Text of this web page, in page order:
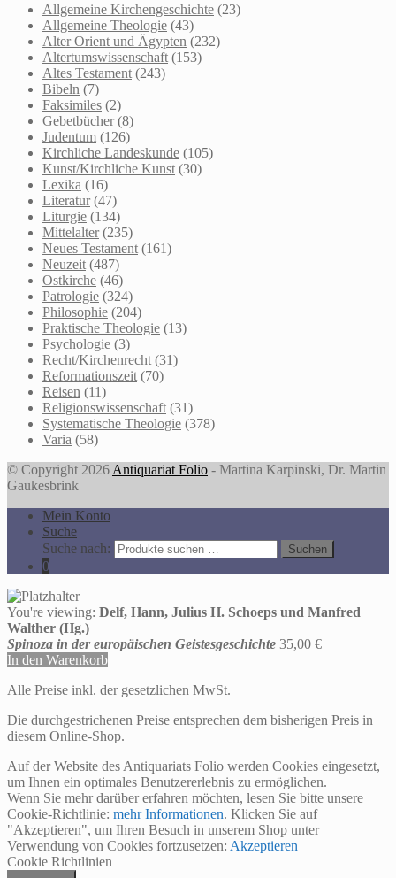
Allgemeine Kirchengeschichte (23)
Allgemeine Theologie (43)
Alter Orient und Ägypten (232)
Altertumswissenschaft (153)
Altes Testament (243)
Bibeln (7)
Faksimiles (2)
Gebetbücher (8)
Judentum (126)
Kirchliche Landeskunde (105)
Kunst/Kirchliche Kunst (30)
Lexika (16)
Literatur (47)
Liturgie (134)
Mittelalter (235)
Neues Testament (161)
Neuzeit (487)
Ostkirche (46)
Patrologie (324)
Philosophie (204)
Praktische Theologie (13)
Psychologie (3)
Recht/Kirchenrecht (31)
Reformationszeit (70)
Reisen (11)
Religionswissenschaft (31)
Systematische Theologie (378)
Varia (58)
© Copyright 2026 Antiquariat Folio - Martina Karpinski, Dr. Martin
Gaukesbrink
Mein Konto
Suche
Suche nach:
Suchen
0
You're viewing: Delf, Hann, Julius H. Schoeps und Manfred
Walther (Hg.)
Spinoza in der europäischen Geistesgeschichte 35,00 €
In den Warenkorb
Alle Preise inkl. der gesetzlichen MwSt.
Die durchgestrichenen Preise entsprechen dem bisherigen Preis in
diesem Online-Shop.
Auf der Website des Antiquariats Folio werden Cookies eingesetzt,
um Ihnen ein optimales Benutzererlebnis zu ermöglichen.
Wenn Sie mehr darüber erfahren möchten, lesen Sie bitte unsere
Cookie-Richtlinie: mehr Informationen. Klicken Sie auf
"Akzeptieren", um Ihren Besuch in unserem Shop unter
Verwendung von Cookies fortzusetzen: Akzeptieren
Cookie Richtlinien